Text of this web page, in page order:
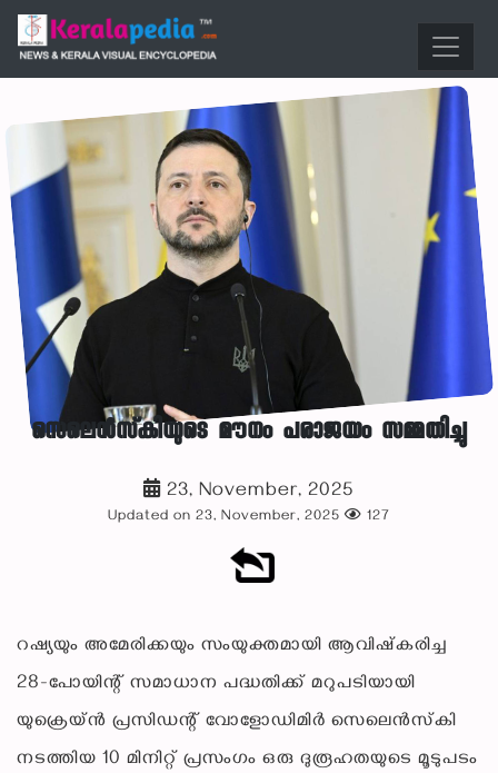
സെലെൻസ്‌കിയുടെ മൗനം പരാജയം സമ്മതിച്ചു
23, November, 2025
Updated on 23, November, 2025 127
റഷ്യയും അമേരിക്കയും സംയുക്തമായി ആവിഷ്‌കരിച്ച
28-പോയിന്റ് സമാധാന പദ്ധതിക്ക് മറുപടിയായി
യുക്രെയ്ൻ പ്രസിഡന്റ് വോളോഡിമിർ സെലെൻസ്‌കി
നടത്തിയ 10 മിനിറ്റ് പ്രസംഗം ഒരു ദുരൂഹതയുടെ മൂടുപടം